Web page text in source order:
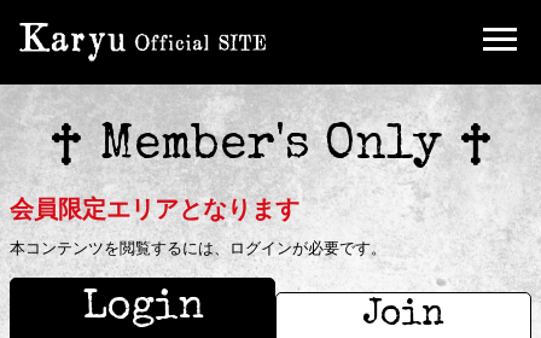
Birthday Mail
Ticket
FC Limited Goods
Member's Only
会員限定エリアとなります
本コンテンツを閲覧するには、ログインが必要です。
Login Join